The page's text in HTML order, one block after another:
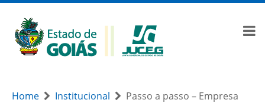
Home Institucional
Passo a passo – Empresa